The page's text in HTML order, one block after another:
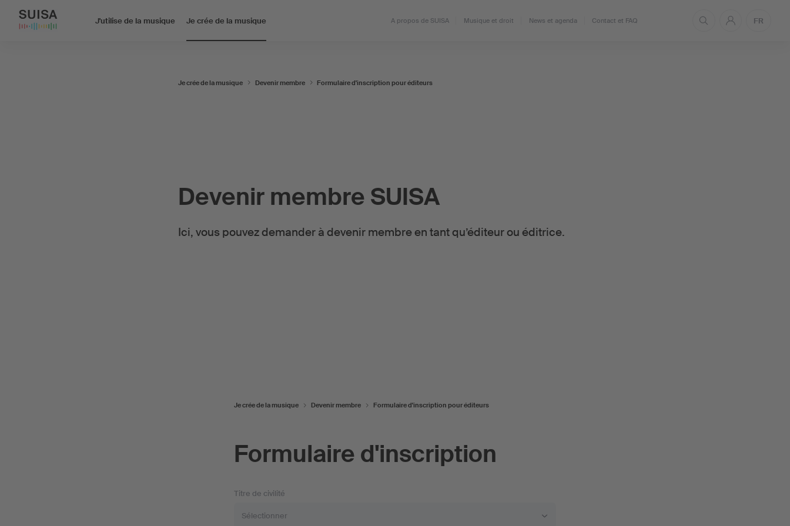
J'utilise de la musique Je crée de la musique A propos de SUISA Musique et droit News et agenda Contact et FAQ FR
Devenir membre SUISA
Ici, vous pouvez demander à devenir membre en tant qu’éditeur ou éditrice.
Je crée de la musique Devenir membre Formulaire d'inscription pour éditeurs
Je crée de la musique Devenir membre Formulaire d'inscription pour éditeurs
Formulaire d'inscription
Titre de civilité